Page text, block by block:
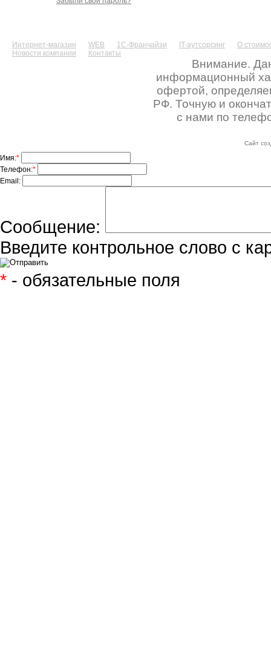
Интернет-магазин WEB 1С-Франчайзи IT-аутсорсинг
О
Новости компании
Контакты
Внимание.
информационный
офертой,
РФ. Точную и
с нами по
Сайт
Имя:*
Телефон:*
Email:
Сообщение:
Введите контрольное слово с
* - обязательные поля